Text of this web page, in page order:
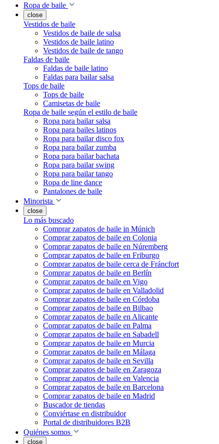
Ropa de baile
close
Vestidos de baile
Vestidos de baile de salsa
Vestidos de baile latino
Vestidos de baile de tango
Faldas de baile
Faldas de baile latino
Faldas para bailar salsa
Tops de baile
Tops de baile
Camisetas de baile
Ropa de baile según el estilo de baile
Ropa para bailar salsa
Ropa para bailes latinos
Ropa para bailar disco fox
Ropa para bailar zumba
Ropa para bailar bachata
Ropa para bailar swing
Ropa para bailar tango
Ropa de line dance
Pantalones de baile
Minorista
close
Lo más buscado
Comprar zapatos de baile in Múnich
Comprar zapatos de baile en Colonia
Comprar zapatos de baile en Núremberg
Comprar zapatos de baile en Friburgo
Comprar zapatos de baile cerca de Fráncfort
Comprar zapatos de baile en Berlín
Comprar zapatos de baile en Vigo
Comprar zapatos de baile en Valladolid
Comprar zapatos de baile en Córdoba
Comprar zapatos de baile en Bilbao
Comprar zapatos de baile en Alicante
Comprar zapatos de baile en Palma
Comprar zapatos de baile en Sabadell
Comprar zapatos de baile en Murcia
Comprar zapatos de baile en Málaga
Comprar zapatos de baile en Sevilla
Comprar zapatos de baile en Zaragoza
Comprar zapatos de baile en Valencia
Comprar zapatos de baile en Barcelona
Comprar zapatos de baile en Madrid
Buscador de tiendas
Conviértase en distribuidor
Portal de distribuidores B2B
Quiénes somos
close